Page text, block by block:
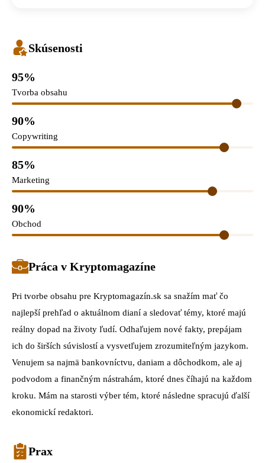
Skúsenosti
Tvorba obsahu
95%
Copywriting
90%
Marketing
85%
Obchod
90%
Práca v Kryptomagazíne
Pri tvorbe obsahu pre Kryptomagazín.sk sa snažím mať čo
najlepší prehľad o aktuálnom dianí a sledovať témy, ktoré majú
reálny dopad na životy ľudí. Odhaľujem nové fakty, prepájam
ich do širších súvislostí a vysvetľujem zrozumiteľným jazykom.
Venujem sa najmä bankovníctvu, daniam a dôchodkom, ale aj
podvodom a finančným nástrahám, ktoré dnes číhajú na každom
kroku. Mám na starosti výber tém, ktoré následne spracujú ďalší
ekonomickí redaktori.
Prax